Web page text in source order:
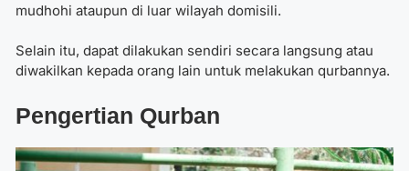
mudhohi ataupun di luar wilayah domisili.
Selain itu, dapat dilakukan sendiri secara langsung atau
diwakilkan kepada orang lain untuk melakukan qurbannya.
Pengertian Qurban